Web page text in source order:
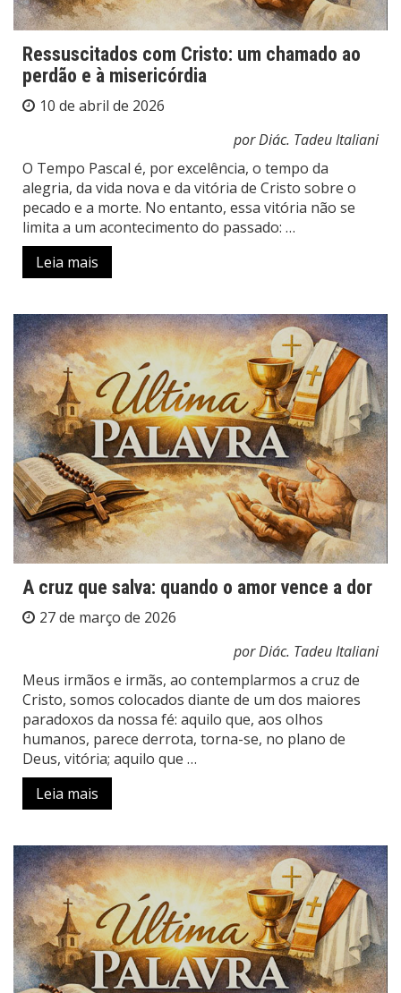
Ressuscitados com Cristo: um chamado ao
perdão e à misericórdia
10 de abril de 2026
por Diác. Tadeu Italiani
O Tempo Pascal é, por excelência, o tempo da
alegria, da vida nova e da vitória de Cristo sobre o
pecado e a morte. No entanto, essa vitória não se
limita a um acontecimento do passado: …
Leia mais
A cruz que salva: quando o amor vence a dor
27 de março de 2026
por Diác. Tadeu Italiani
Meus irmãos e irmãs, ao contemplarmos a cruz de
Cristo, somos colocados diante de um dos maiores
paradoxos da nossa fé: aquilo que, aos olhos
humanos, parece derrota, torna-se, no plano de
Deus, vitória; aquilo que …
Leia mais